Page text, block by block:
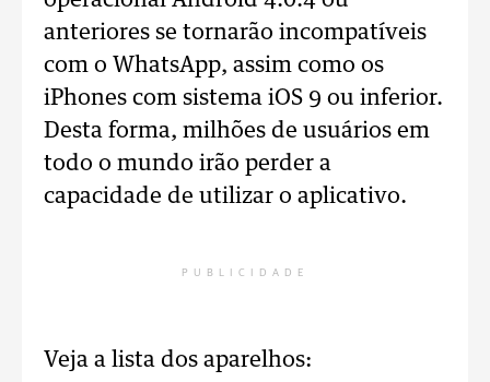
anteriores se tornarão incompatíveis
com o WhatsApp, assim como os
iPhones com sistema iOS 9 ou inferior.
Desta forma, milhões de usuários em
todo o mundo irão perder a
capacidade de utilizar o aplicativo.
PUBLICIDADE
Veja a lista dos aparelhos: